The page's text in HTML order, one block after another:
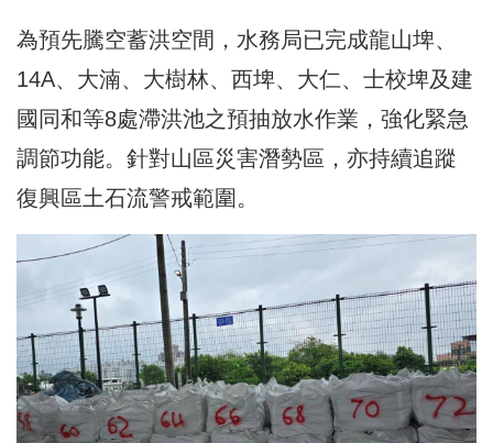
為預先騰空蓄洪空間，水務局已完成龍山埤、
14A、大湳、大樹林、西埤、大仁、士校埤及建
國同和等8處滯洪池之預抽放水作業，強化緊急
調節功能。針對山區災害潛勢區，亦持續追蹤
復興區土石流警戒範圍。